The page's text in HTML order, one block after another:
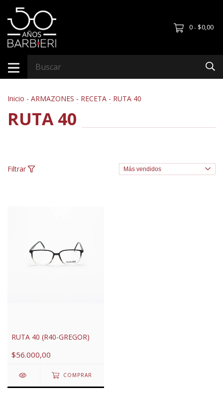
0 - $0,00
Inicio - ARMAZONES - RECETA - RUTA 40
RUTA 40
Filtrar
RUTA 40 (R40-GREGOR)
$56.000,00
COMPRAR